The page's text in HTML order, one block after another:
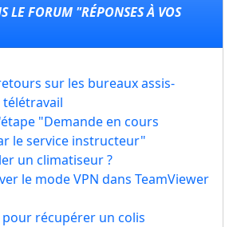
LE FORUM "RÉPONSES À VOS
sur les bureaux assis-
"Demande en cours
le service instructeur"
un climatiseur ?
le mode VPN dans TeamViewer
récupérer un colis